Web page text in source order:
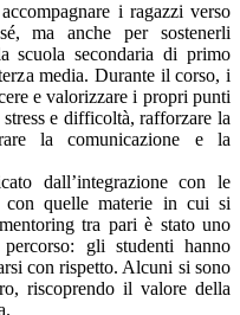
i ragazzi verso
ma anche per sostenerli
scuola secondaria di primo
media. Durante il corso, i
e valorizzare i propri punti
e difficoltà, rafforzare la
la comunicazione e la
dall’integrazione con le
con quelle materie in cui si
tra pari è stato uno
gli studenti hanno
con rispetto. Alcuni si sono
riscoprendo il valore della